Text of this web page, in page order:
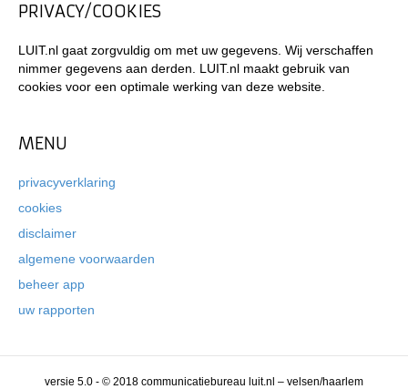
PRIVACY/COOKIES
LUIT.nl gaat zorgvuldig om met uw gegevens. Wij verschaffen
nimmer gegevens aan derden. LUIT.nl maakt gebruik van
cookies voor een optimale werking van deze website.
MENU
privacyverklaring
cookies
disclaimer
algemene voorwaarden
beheer app
uw rapporten
versie 5.0 - © 2018 communicatiebureau luit.nl – velsen/haarlem